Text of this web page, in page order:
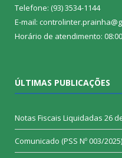
Telefone: (93) 3534-1144
E-mail:
Horário de atendimento:
ÚLTIMAS PUBLICAÇÕES
Notas Fiscais Liquidadas 26
Comunicado (PSS Nº 003/2025)